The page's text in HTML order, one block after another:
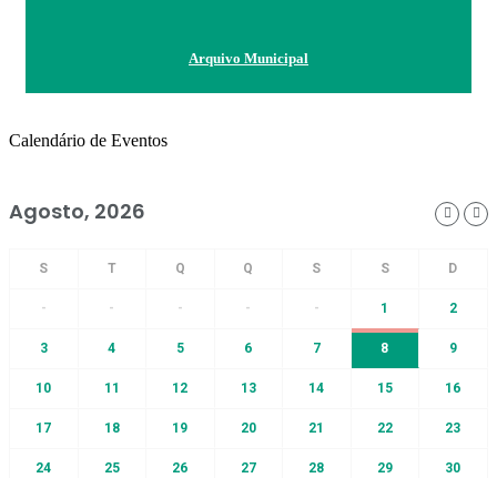
Arquivo Municipal
Calendário de Eventos
Agosto, 2026
- - - - - 1 2
3 4 5 6 7 8 9
10 11 12 13 14 15 16
17 18 19 20 21 22 23
24 25 26 27 28 29 30